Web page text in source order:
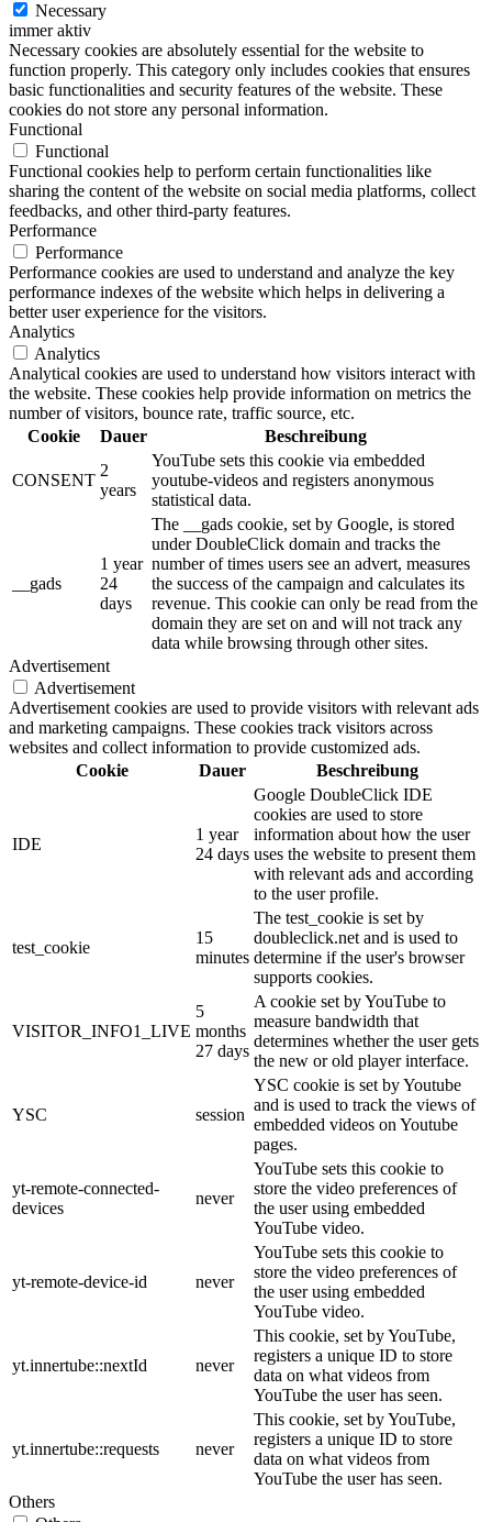
Necessary
immer aktiv
Necessary cookies are absolutely essential for the website to
function properly. This category only includes cookies that ensures
basic functionalities and security features of the website. These
cookies do not store any personal information.
Functional
Functional
Functional cookies help to perform certain functionalities like
sharing the content of the website on social media platforms, collect
feedbacks, and other third-party features.
Performance
Performance
Performance cookies are used to understand and analyze the key
performance indexes of the website which helps in delivering a
better user experience for the visitors.
Analytics
Analytics
Analytical cookies are used to understand how visitors interact with
the website. These cookies help provide information on metrics the
number of visitors, bounce rate, traffic source, etc.
Cookie
Dauer Beschreibung
CONSENT
2
years
YouTube sets this cookie via embedded
youtube-videos and registers anonymous
statistical data.
__gads
1 year
24
days
The __gads cookie, set by Google, is stored
under DoubleClick domain and tracks the
number of times users see an advert, measures
the success of the campaign and calculates its
revenue. This cookie can only be read from the
domain they are set on and will not track any
data while browsing through other sites.
Advertisement
Advertisement
Advertisement cookies are used to provide visitors with relevant ads
and marketing campaigns. These cookies track visitors across
websites and collect information to provide customized ads.
Cookie
Dauer Beschreibung
IDE
1 year
24 days
Google DoubleClick IDE
cookies are used to store
information about how the user
uses the website to present them
with relevant ads and according
to the user profile.
test_cookie
15
minutes
The test_cookie is set by
doubleclick.net and is used to
determine if the user's browser
supports cookies.
VISITOR_INFO1_LIVE
5
months
27 days
A cookie set by YouTube to
measure bandwidth that
determines whether the user gets
the new or old player interface.
YSC session
YSC cookie is set by Youtube
and is used to track the views of
embedded videos on Youtube
pages.
yt-remote-connected-
devices
never
YouTube sets this cookie to
store the video preferences of
the user using embedded
YouTube video.
yt-remote-device-id never
YouTube sets this cookie to
store the video preferences of
the user using embedded
YouTube video.
yt.innertube::nextId never
This cookie, set by YouTube,
registers a unique ID to store
data on what videos from
YouTube the user has seen.
yt.innertube::requests never
This cookie, set by YouTube,
registers a unique ID to store
data on what videos from
YouTube the user has seen.
Others